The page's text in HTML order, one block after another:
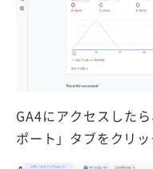
GA4にアクセスした
ポート」タブをクリッ